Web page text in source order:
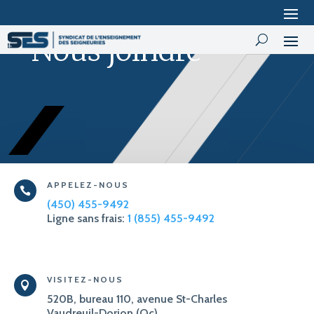
Nous joindre

APPELEZ-NOUS
(450) 455-9492
Ligne sans frais: 1 (855) 455-9492

VISITEZ-NOUS
520B, bureau 110, avenue St-Charles